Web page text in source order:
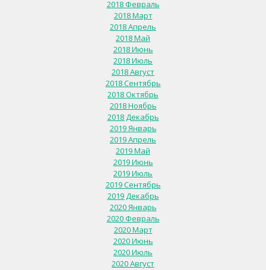
2018 Февраль
2018 Март
2018 Апрель
2018 Май
2018 Июнь
2018 Июль
2018 Август
2018 Сентябрь
2018 Октябрь
2018 Ноябрь
2018 Декабрь
2019 Январь
2019 Апрель
2019 Май
2019 Июнь
2019 Июль
2019 Сентябрь
2019 Декабрь
2020 Январь
2020 Февраль
2020 Март
2020 Июнь
2020 Июль
2020 Август